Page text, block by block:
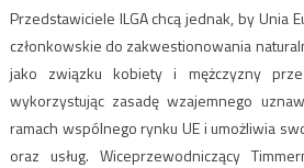
Przedstawiciele ILGA chcą jednak, by Unia
członkowskie do zakwestionowania
jako związku kobiety i mężczyzny
wykorzystując zasadę wzajemnego
ramach wspólnego rynku UE i umożliwia
oraz usług. Wiceprzewodniczący